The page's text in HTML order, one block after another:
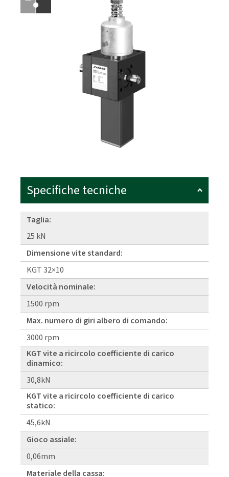
Specifiche tecniche
Taglia:
25 kN
Dimensione vite standard:
KGT 32×10
Velocità nominale:
1500 rpm
Max. numero di giri albero di comando:
3000 rpm
KGT vite a ricircolo coefficiente di carico
dinamico:
30,8kN
KGT vite a ricircolo coefficiente di carico
statico:
45,6kN
Gioco assiale:
0,06mm
Materiale della cassa: